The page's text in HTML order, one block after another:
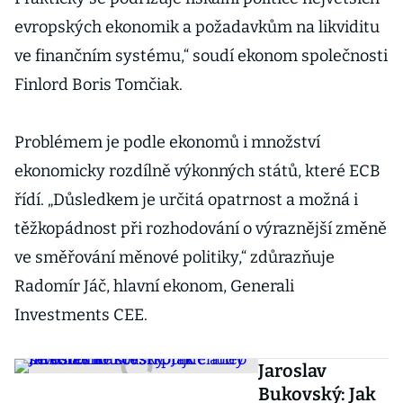
evropských ekonomik a požadavkům na likviditu
ve finančním systému,“ soudí ekonom společnosti
Finlord Boris Tomčiak.
Problémem je podle ekonomů i množství
ekonomicky rozdílně výkonných států, které ECB
řídí. „Důsledkem je určitá opatrnost a možná i
těžkopádnost při rozhodování o výraznější změně
ve směřování měnové politiky,“ zdůrazňuje
Radomír Jáč, hlavní ekonom, Generali
Investments CEE.
Jaroslav
Bukovský: Jak